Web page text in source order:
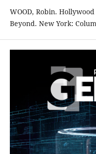
WOOD, Robin.
Beyond. New York: